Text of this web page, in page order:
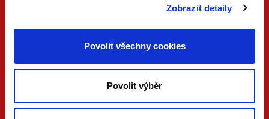
Zobrazit detaily
Povolit všechny cookies
Povolit výběr
PDF
VERZE
KONTAKTUJTE NÁS